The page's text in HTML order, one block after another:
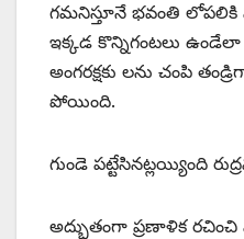
గమనిస్తూనే భవంతి
ఇక్కడ కొన్నిగంటలు
అంగరక్షకు లను చంపి
పోయింది.
గుండె పట్టేసినట్లయ్యింది
అద్భుతంగా ప్రణాళిక